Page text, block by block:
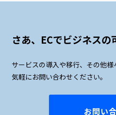
さあ、ECでビジネスの
サービスの導入や移行、その他
気軽にお問い合わせください。
お問い